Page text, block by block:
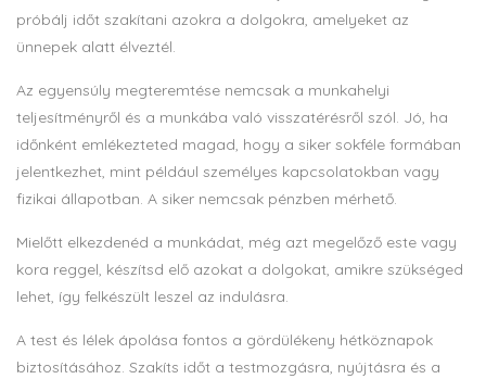
próbálj időt szakítani azokra a dolgokra, amelyeket az
ünnepek alatt élveztél.
Az egyensúly megteremtése nemcsak a munkahelyi
teljesítményről és a munkába való visszatérésről szól. Jó, ha
időnként emlékezteted magad, hogy a siker sokféle formában
jelentkezhet, mint például személyes kapcsolatokban vagy
fizikai állapotban. A siker nemcsak pénzben mérhető.
Mielőtt elkezdenéd a munkádat, még azt megelőző este vagy
kora reggel, készítsd elő azokat a dolgokat, amikre szükséged
lehet, így felkészült leszel az indulásra.
A test és lélek ápolása fontos a gördülékeny hétköznapok
biztosításához. Szakíts időt a testmozgásra, nyújtásra és a